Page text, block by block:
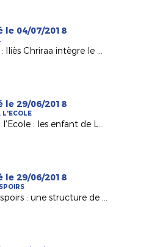
le 04/07/2018
Futsal : Iliès Chriraa intègre le premier Pôle France à Lyon
le 29/06/2018
L'ECOLE
Foot à l'Ecole : les enfant de Landeronde Fiers d'Être Bleus
le 29/06/2018
Pôle Espoirs : une structure de qualité pour nos jeunes !